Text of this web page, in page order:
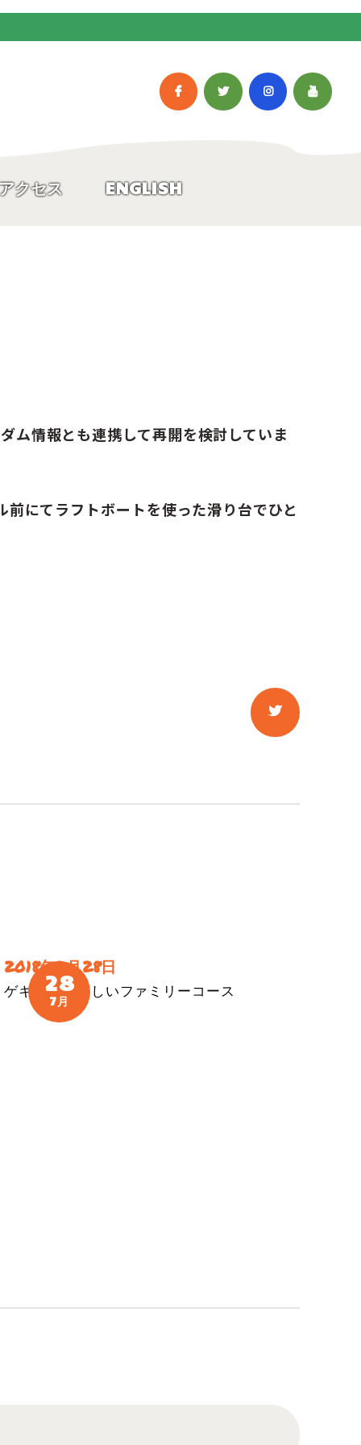
クセス ENGLISH
ム情報とも連携して再開を検討していま
にてラフトボートを使った滑り台でひと
28
7月
2018年7月28日
ゲキゲキ！楽しいファミリーコース